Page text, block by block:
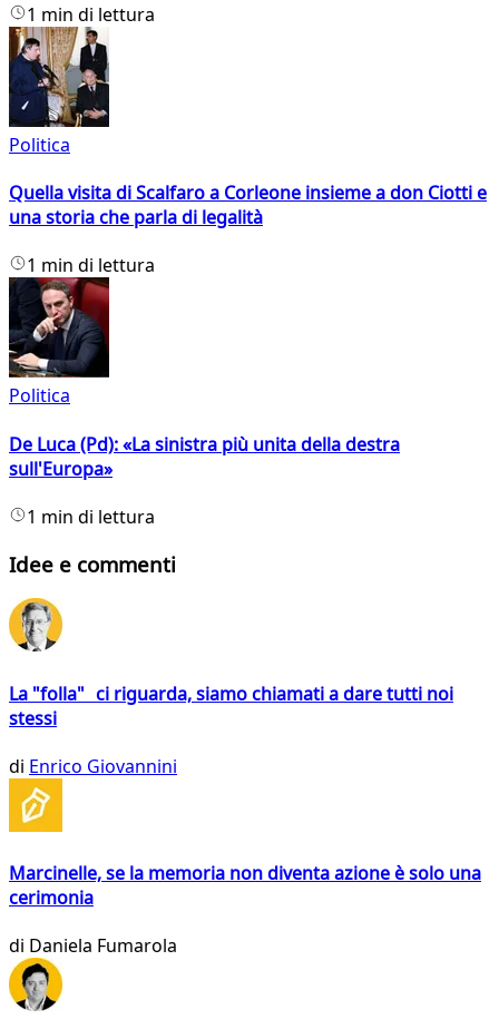
1 min di lettura
Politica
Quella visita di Scalfaro a Corleone insieme a don Ciotti e
una storia che parla di legalità
1 min di lettura
Politica
De Luca (Pd): «La sinistra più unita della destra
sull'Europa»
1 min di lettura
Idee e commenti
La "folla" ci riguarda, siamo chiamati a dare tutti noi
stessi
di Enrico Giovannini
Marcinelle, se la memoria non diventa azione è solo una
cerimonia
di Daniela Fumarola